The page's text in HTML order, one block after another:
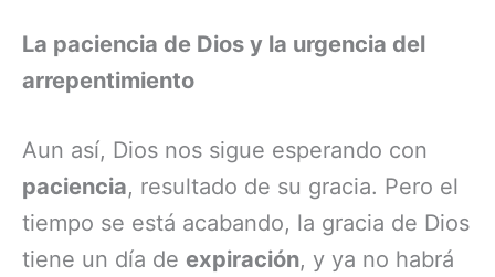
La paciencia de Dios y la urgencia del
arrepentimiento
Aun así, Dios nos sigue esperando con
paciencia, resultado de su gracia. Pero el
tiempo se está acabando, la gracia de Dios
tiene un día de expiración, y ya no habrá